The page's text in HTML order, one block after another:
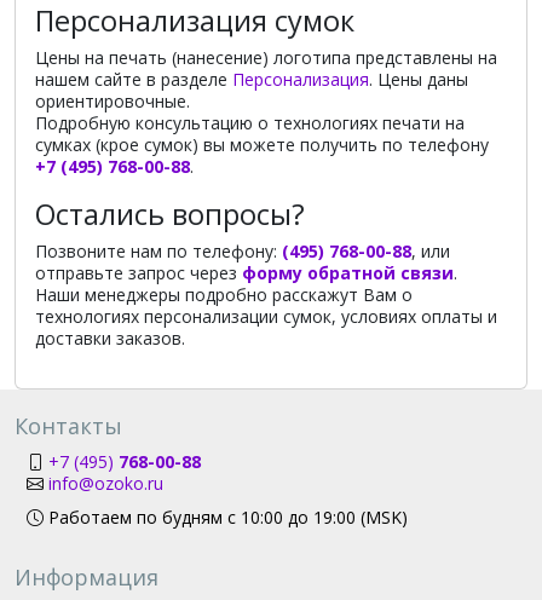
Персонализация сумок
Цены на печать (нанесение) логотипа представлены на
нашем сайте в разделе Персонализация. Цены даны
ориентировочные.
Подробную консультацию о технологиях печати на
сумках (крое сумок) вы можете получить по телефону
+7 (495) 768-00-88.
Остались вопросы?
Позвоните нам по телефону: (495) 768-00-88, или
отправьте запрос через форму обратной связи.
Наши менеджеры подробно расскажут Вам о
технологиях персонализации сумок, условиях оплаты и
доставки заказов.
Контакты
+7 (495) 768-00-88
info@ozoko.ru
Работаем по будням с 10:00 до 19:00 (MSK)
Информация